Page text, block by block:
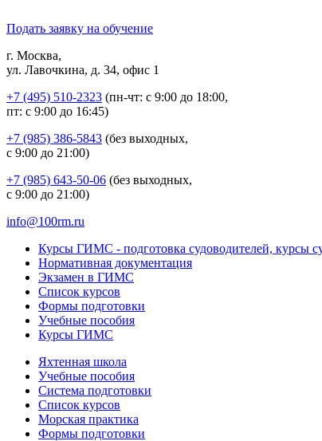
Подать заявку на обучение
г. Москва,
ул. Лавочкина, д. 34, офис 1
+7 (495) 510-2323 (пн-чт: с 9:00 до 18:00,
пт: с 9:00 до 16:45)
+7 (985) 386-5843 (без выходных,
с 9:00 до 21:00)
+7 (985) 643-50-06 (без выходных,
с 9:00 до 21:00)
info@100rm.ru
Курсы ГИМС - подготовка судоводителей, курсы
Нормативная документация
Экзамен в ГИМС
Список курсов
Формы подготовки
Учебные пособия
Курсы ГИМС
Яхтенная школа
Учебные пособия
Cистема подготовки
Список курсов
Морская практика
Формы подготовки